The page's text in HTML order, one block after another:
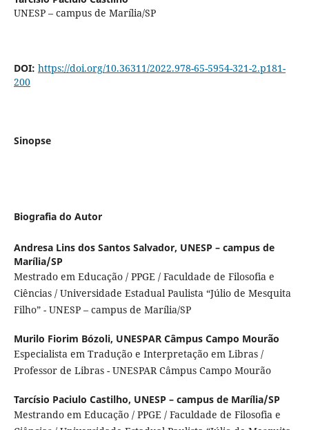
UNESP – campus de Marília/SP
DOI: https://doi.org/10.36311/2022.978-65-5954-321-2.p181-
200
Sinopse
Biografia do Autor
Andresa Lins dos Santos Salvador, UNESP – campus de
Marília/SP
Mestrado em Educação / PPGE / Faculdade de Filosofia e
Ciências / Universidade Estadual Paulista “Júlio de Mesquita
Filho” - UNESP – campus de Marília/SP
Murilo Fiorim Bózoli, UNESPAR Câmpus Campo Mourão
Especialista em Tradução e Interpretação em Libras /
Professor de Libras - UNESPAR Câmpus Campo Mourão
Tarcísio Paciulo Castilho, UNESP – campus de Marília/SP
Mestrando em Educação / PPGE / Faculdade de Filosofia e